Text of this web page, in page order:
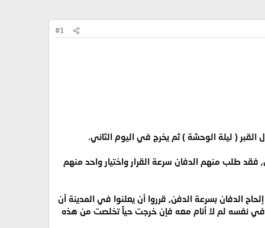
#1
( ليلة الوحشة ) ثم يخرج في اليوم الثاني.
طلب منهم الدفان سرعة القرار واختيار واحد منهم
الدفان بسرعة الدفن, قرروا أن يعلنوا في المدينة أن
في نفسه لم لا أنام معه فإن خرجت حياً تخلصت من هذه